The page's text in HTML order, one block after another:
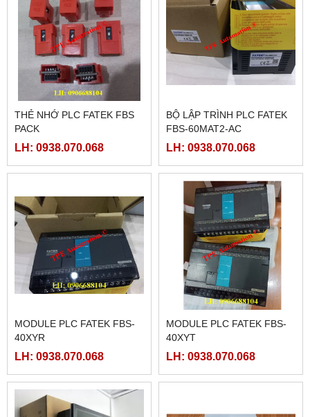
THẺ NHỚ PLC FATEK FBS
PACK
LH: 0938.070.068
BỘ LẬP TRÌNH PLC FATEK
FBS-60MAT2-AC
LH: 0938.070.068
MODULE PLC FATEK FBS-
40XYR
LH: 0938.070.068
MODULE PLC FATEK FBS-
40XYT
LH: 0938.070.068